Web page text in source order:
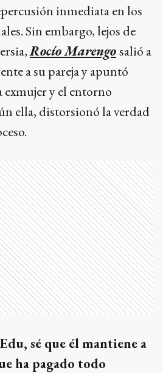
inmediata en los
Sin embargo, lejos de
Rocío Marengosalió a
a su pareja y apuntó
exmujer y el entorno
ella, distorsionó la verdad
sé que él mantiene a
ha pagado todo